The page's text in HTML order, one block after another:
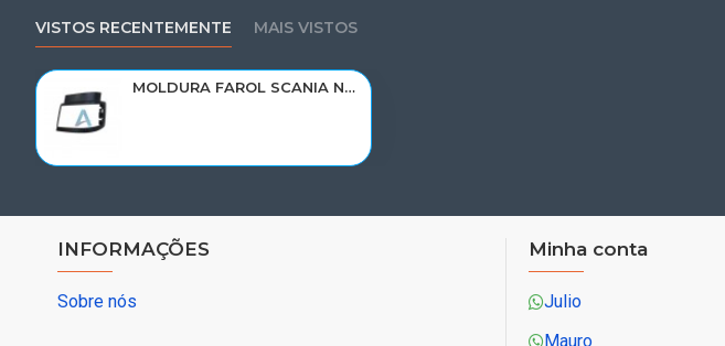
VISTOS RECENTEMENTE MAIS VISTOS
MOLDURA FAROL SCANIA NTG P/G/R/S LE 2427875/2443736/2609156
INFORMAÇÕES
Sobre nós
Minha conta
Julio
Mauro